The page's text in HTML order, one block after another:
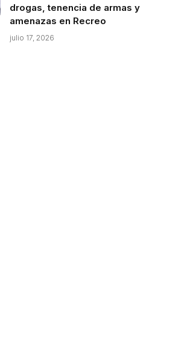
drogas, tenencia de armas y
amenazas en Recreo
julio 17, 2026